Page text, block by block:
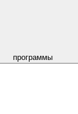
программы